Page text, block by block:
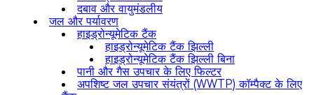
दबाव और वायुमंडलीय
जल और पर्यावरण
हाइड्रोन्यूमेटिक टैंक
हाइड्रोन्यूमेटिक टैंक झिल्ली
हाइड्रोन्यूमेटिक टैंक झिल्ली बिना
पानी और गैस उपचार के लिए फिल्टर
अपशिष्ट जल उपचार संयंत्रों (WWTP) कॉम्पैक्ट के लिए